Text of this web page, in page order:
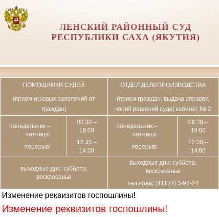
ЛЕНСКИЙ РАЙОННЫЙ СУД
РЕСПУБЛИКИ САХА (ЯКУТИЯ)
ПОМОЩНИКИ СУДЕЙ
(прием исковых заявлений от
граждан)
ОТДЕЛ ДЕЛОПРОИЗВОДСТВА
(прием граждан, выдача справок,
копий решений суда) кабинет № 2
понедельник –
пятница:
перерыв:
08:30 –
18:00
12:30 –
14:00
понедельник –
пятница:
перерыв:
08:30 –
18:00
12:30 –
14:00
выходные дни: суббота,
воскресенье
выходные дни: суббота,
воскресенье
тел./факс (41137) 3-97-24
Изменение реквизитов госпошлины!
Изменение реквизитов госпошлины!